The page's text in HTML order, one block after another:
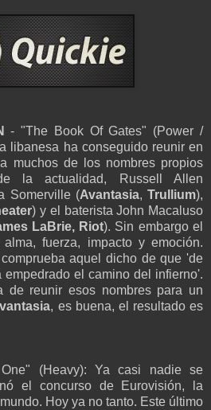
- "The Book Of Gates" (Power /
libanesa ha conseguido reunir en
muchos de los nombres propios
la actualidad, Russell Allen
Somerville (Avantasia, Trullium),
) y el baterista John Macaluso
LaBrie, Riot). Sin embargo el
fuerza, impacto y emoción.
aquel dicho de que 'de
empedrado el camino del infierno'.
reunir esos nombres para un
, es buena, el resultado es
(Heavy): Ya casi nadie se
el concurso de Eurovisión, la
Hoy ya no tanto. Este último